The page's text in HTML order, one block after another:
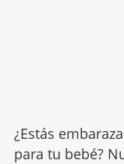
¿Estás
para tu bebé?